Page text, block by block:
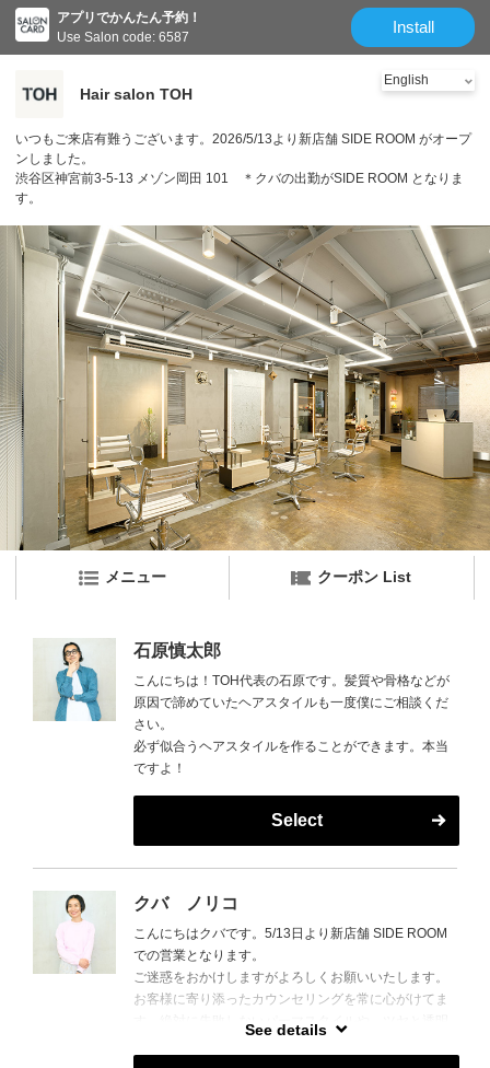
アプリでかんたん予約！
Use Salon code: 6587
Install
Hair salon TOH
いつもご来店有難うございます。2026/5/13より新店舗 SIDE ROOM がオープ
ンしました。
渋谷区神宮前3-5-13 メゾン岡田 101 ＊クバの出勤がSIDE ROOM となりま
す。
メニュー クーポン List
石原慎太郎
こんにちは！TOH代表の石原です。髪質や骨格などが
原因で諦めていたヘアスタイルも一度僕にご相談くだ
さい。
必ず似合うヘアスタイルを作ることができます。本当
ですよ！
Select
クバ ノリコ
こんにちはクバです。5/13日より新店舗 SIDE ROOM
での営業となります。
ご迷惑をおかけしますがよろしくお願いいたします。
お客様に寄り添ったカウンセリングを常に心がけてま
See details